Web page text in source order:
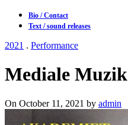
Bio / Contact
Text / sound releases
2021 . Performance
Mediale Muzik
On October 11, 2021 by admin